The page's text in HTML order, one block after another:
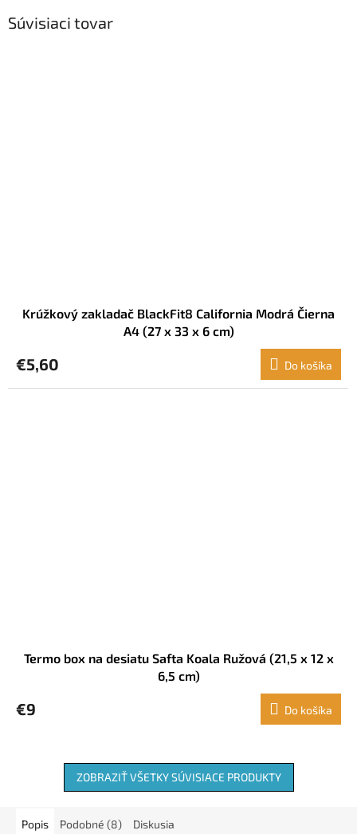
Súvisiaci tovar
Krúžkový zakladač BlackFit8 California Modrá Čierna
A4 (27 x 33 x 6 cm)
€5,60 Do košíka
Termo box na desiatu Safta Koala Ružová (21,5 x 12 x
6,5 cm)
€9 Do košíka
ZOBRAZIŤ VŠETKY SÚVISIACE PRODUKTY
Popis Podobné (8) Diskusia